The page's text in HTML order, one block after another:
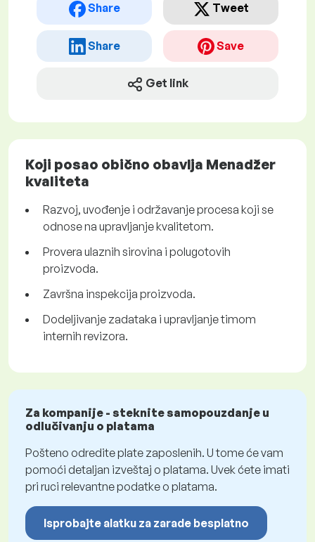
Share Tweet
Share Save
Get link
Koji posao obično obavlja Menadžer
kvaliteta
Razvoj, uvođenje i održavanje procesa koji se
odnose na upravljanje kvalitetom.
Provera ulaznih sirovina i polugotovih
proizvoda.
Završna inspekcija proizvoda.
Dodeljivanje zadataka i upravljanje timom
internih revizora.
Za kompanije - steknite samopouzdanje u
odlučivanju o platama
Pošteno odredite plate zaposlenih. U tome će vam
pomoći detaljan izveštaj o platama. Uvek ćete imati
pri ruci relevantne podatke o platama.
Isprobajte alatku za zarade besplatno